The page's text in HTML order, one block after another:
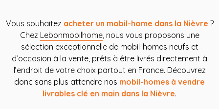
Vous souhaitez acheter un mobil-home dans la Nièvre ?
Chez Lebonmobilhome, nous vous proposons une
sélection exceptionnelle de mobil-homes neufs et
d’occasion à la vente, prêts à être livrés directement à
l’endroit de votre choix partout en France. Découvrez
donc sans plus attendre nos mobil-homes à vendre
livrables clé en main dans la Nièvre.